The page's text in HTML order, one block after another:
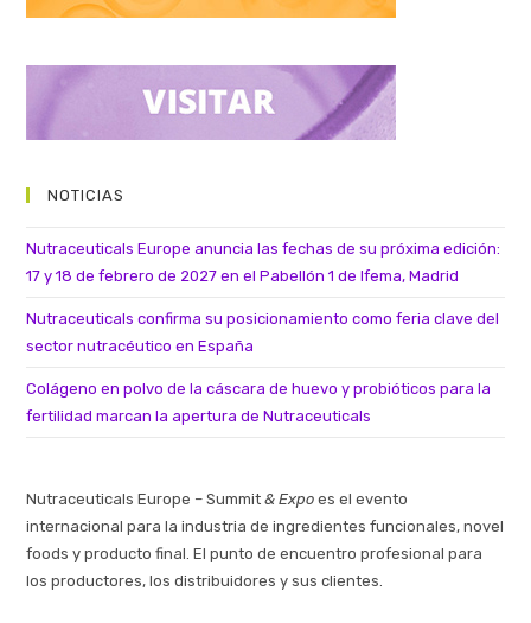
NOTICIAS
Nutraceuticals Europe anuncia las fechas de su próxima edición:
17 y 18 de febrero de 2027 en el Pabellón 1 de Ifema, Madrid
Nutraceuticals confirma su posicionamiento como feria clave del
sector nutracéutico en España
Colágeno en polvo de la cáscara de huevo y probióticos para la
fertilidad marcan la apertura de Nutraceuticals
Nutraceuticals Europe – Summit& Expo es el evento
internacional para la industria de ingredientes funcionales, novel
foods y producto final. El punto de encuentro profesional para
los productores, los distribuidores y sus clientes.